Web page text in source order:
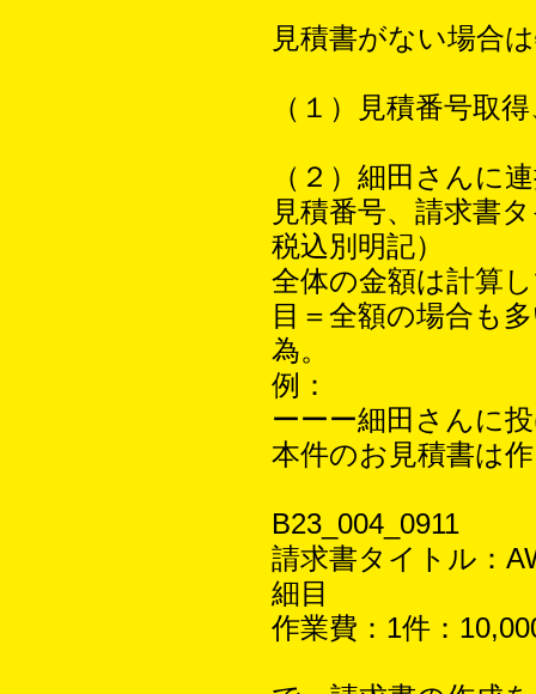
見積書がない場合
（１）見積番号取
（２）細田さんに
見積番号、請求書
税込別明記）
全体の金額は計算
目＝全額の場合も
為。
例：
ーーー細田さんに
本件のお見積書は
B23_004_0911
請求書タイトル：
細目
作業費：1件：